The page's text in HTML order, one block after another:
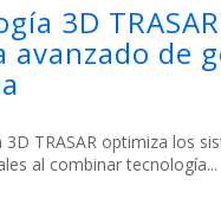
3D
avanzado de
TRASAR optimiza los
al combinar tecnología...